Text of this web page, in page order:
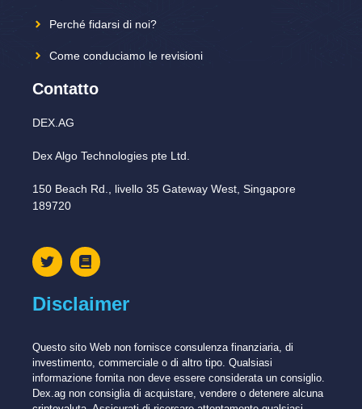
Perché fidarsi di noi?
Come conduciamo le revisioni
Contatto
DEX.AG
Dex Algo Technologies pte Ltd.
150 Beach Rd., livello 35 Gateway West, Singapore
189720
Disclaimer
Questo sito Web non fornisce consulenza finanziaria, di
investimento, commerciale o di altro tipo. Qualsiasi
informazione fornita non deve essere considerata un consiglio.
Dex.ag non consiglia di acquistare, vendere o detenere alcuna